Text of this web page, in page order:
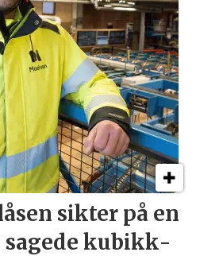
sikter på en
sagede kubikk­